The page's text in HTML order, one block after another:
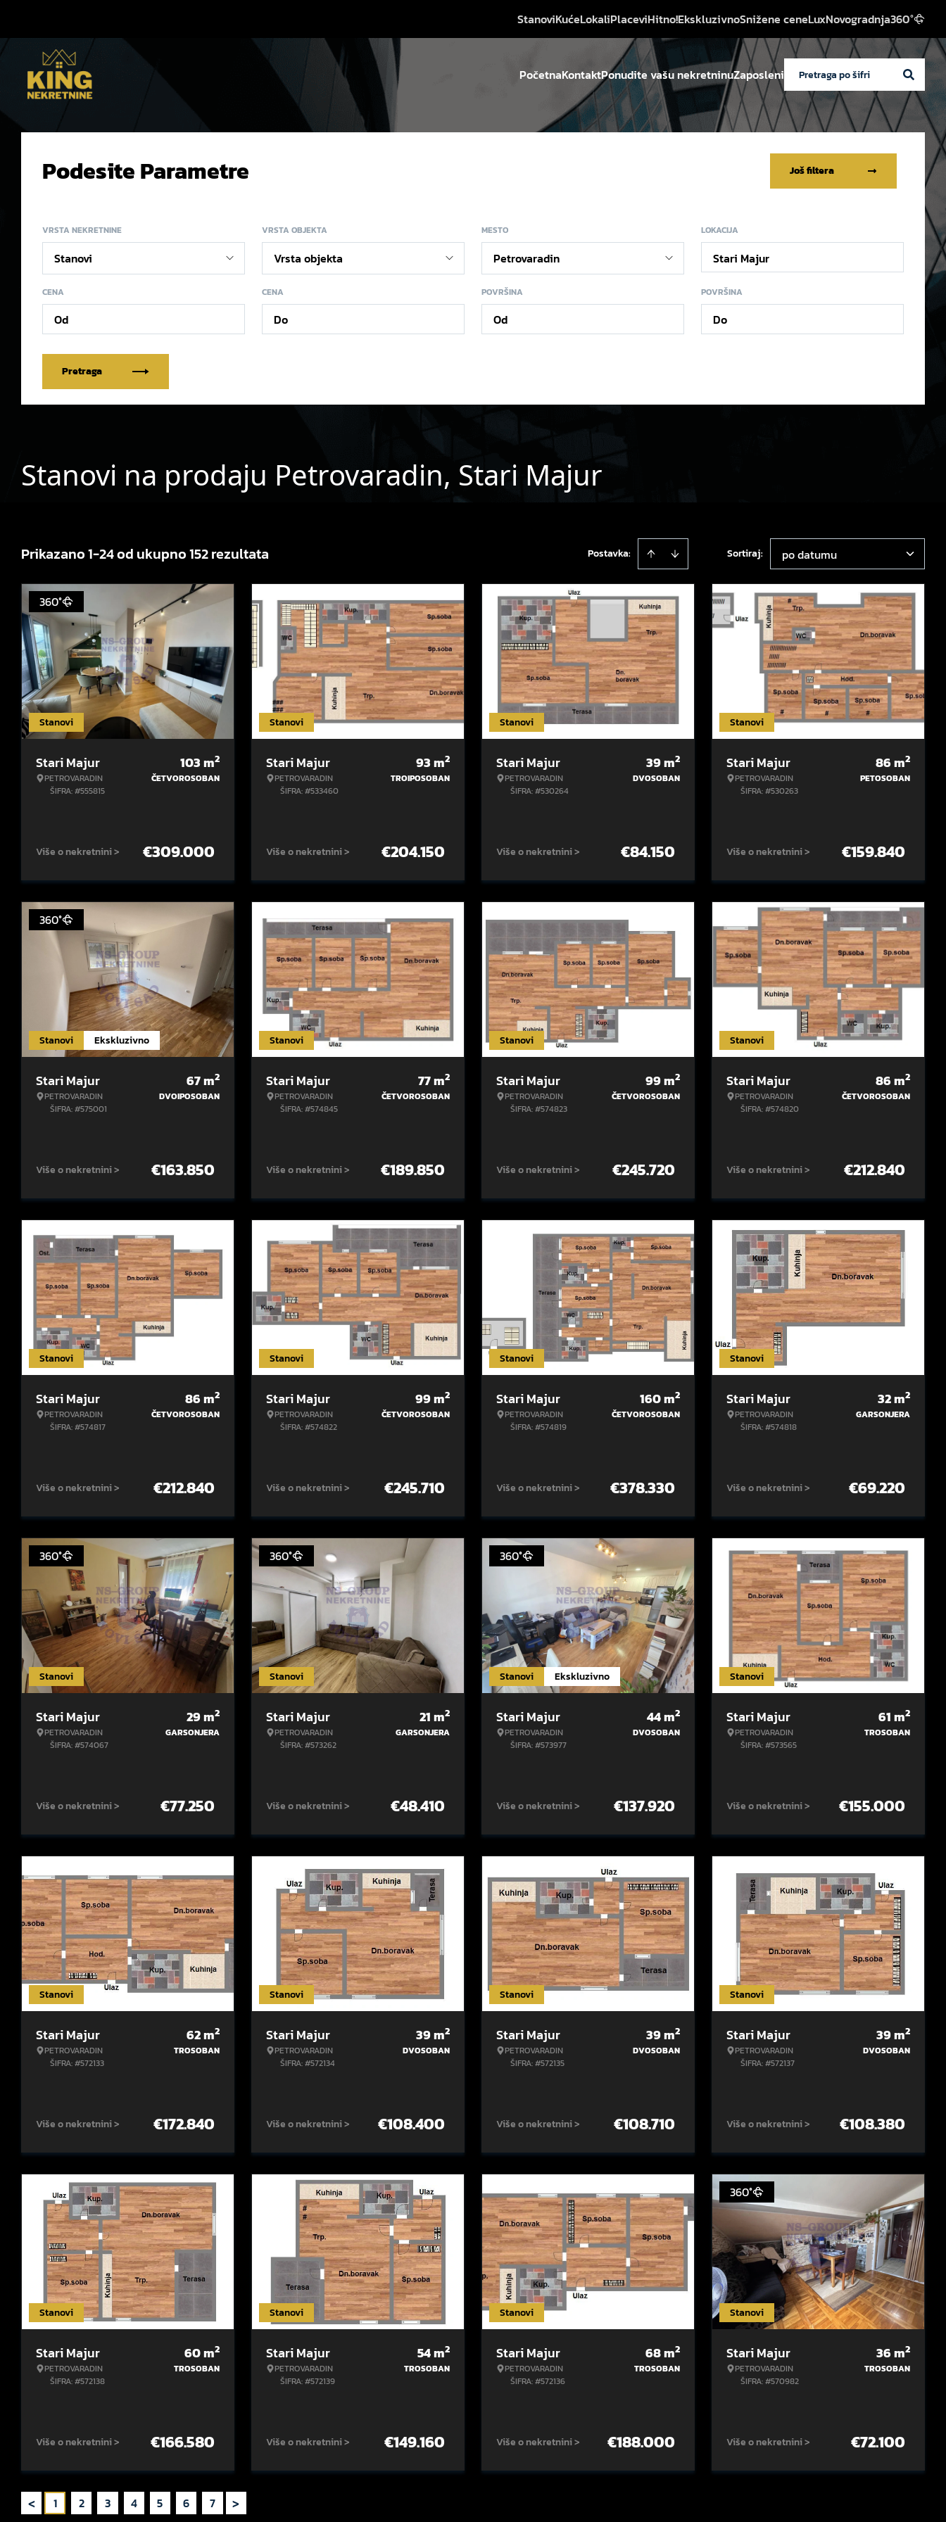
StanoviKućeLokaliPlaceviHitno!EkskluzivnoSnižene ceneLuxNovogradnja360°
PočetnaKontaktPonudite vašu nekretninuZaposleni
Podesite Parametre Još filtera
VRSTA NEKRETNINE VRSTA OBJEKTA MESTO LOKACIJA
Stari Majur
CENA CENA POVRŠINA POVRŠINA
Pretraga
Stanovi na prodaju Petrovaradin, Stari Majur
Prikazano 1-24 od ukupno 152 rezultata Postavka: Sortiraj: po datumu
Stanovi
360°
Stari Majur
PETROVARADIN
ŠIFRA: #555815
103m2
ČETVOROSOBAN
Više o nekretnini > €309.000
Stanovi
Stari Majur
PETROVARADIN
ŠIFRA: #533460
93m2
TROIPOSOBAN
Više o nekretnini > €204.150
Stanovi
Stari Majur
PETROVARADIN
ŠIFRA: #530264
39m2
DVOSOBAN
Više o nekretnini > €84.150
Stanovi
Stari Majur
PETROVARADIN
ŠIFRA: #530263
86m2
PETOSOBAN
Više o nekretnini > €159.840
Stanovi Ekskluzivno
360°
Stari Majur
PETROVARADIN
ŠIFRA: #575001
67m2
DVOIPOSOBAN
Više o nekretnini > €163.850
Stanovi
Stari Majur
PETROVARADIN
ŠIFRA: #574845
77m2
ČETVOROSOBAN
Više o nekretnini > €189.850
Stanovi
Stari Majur
PETROVARADIN
ŠIFRA: #574823
99m2
ČETVOROSOBAN
Više o nekretnini > €245.720
Stanovi
Stari Majur
PETROVARADIN
ŠIFRA: #574820
86m2
ČETVOROSOBAN
Više o nekretnini > €212.840
Stanovi
Stari Majur
PETROVARADIN
ŠIFRA: #574817
86m2
ČETVOROSOBAN
Više o nekretnini > €212.840
Stanovi
Stari Majur
PETROVARADIN
ŠIFRA: #574822
99m2
ČETVOROSOBAN
Više o nekretnini > €245.710
Stanovi
Stari Majur
PETROVARADIN
ŠIFRA: #574819
160m2
ČETVOROSOBAN
Više o nekretnini > €378.330
Stanovi
Stari Majur
PETROVARADIN
ŠIFRA: #574818
32m2
GARSONJERA
Više o nekretnini > €69.220
Stanovi
360°
Stari Majur
PETROVARADIN
ŠIFRA: #574067
29m2
GARSONJERA
Više o nekretnini > €77.250
Stanovi
360°
Stari Majur
PETROVARADIN
ŠIFRA: #573262
21m2
GARSONJERA
Više o nekretnini > €48.410
Stanovi Ekskluzivno
360°
Stari Majur
PETROVARADIN
ŠIFRA: #573977
44m2
DVOSOBAN
Više o nekretnini > €137.920
Stanovi
Stari Majur
PETROVARADIN
ŠIFRA: #573565
61m2
TROSOBAN
Više o nekretnini > €155.000
Stanovi
Stari Majur
PETROVARADIN
ŠIFRA: #572133
62m2
TROSOBAN
Više o nekretnini > €172.840
Stanovi
Stari Majur
PETROVARADIN
ŠIFRA: #572134
39m2
DVOSOBAN
Više o nekretnini > €108.400
Stanovi
Stari Majur
PETROVARADIN
ŠIFRA: #572135
39m2
DVOSOBAN
Više o nekretnini > €108.710
Stanovi
Stari Majur
PETROVARADIN
ŠIFRA: #572137
39m2
DVOSOBAN
Više o nekretnini > €108.380
Stanovi
Stari Majur
PETROVARADIN
ŠIFRA: #572138
60m2
TROSOBAN
Više o nekretnini > €166.580
Stanovi
Stari Majur
PETROVARADIN
ŠIFRA: #572139
54m2
TROSOBAN
Više o nekretnini > €149.160
Stanovi
Stari Majur
PETROVARADIN
ŠIFRA: #572136
68m2
TROSOBAN
Više o nekretnini > €188.000
Stanovi
360°
Stari Majur
PETROVARADIN
ŠIFRA: #570982
36m2
TROSOBAN
Više o nekretnini > €72.100
< 1 2 3 4 5 6 7 >